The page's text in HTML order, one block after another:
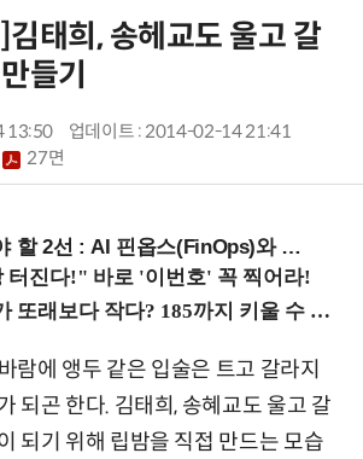
태희, 송헤교도 울고 갈
들기
13:50
업데이트 : 2014-02-14 21:41
27면
핀옵스(FinOps)와 토큰 거버넌스 (8/21 잠실역)
람에 앵두 같은 입술은 트고 갈라지
되곤 한다. 김태희, 송혜교도 울고 갈
되기 위해 립밤을 직접 만드는 모습